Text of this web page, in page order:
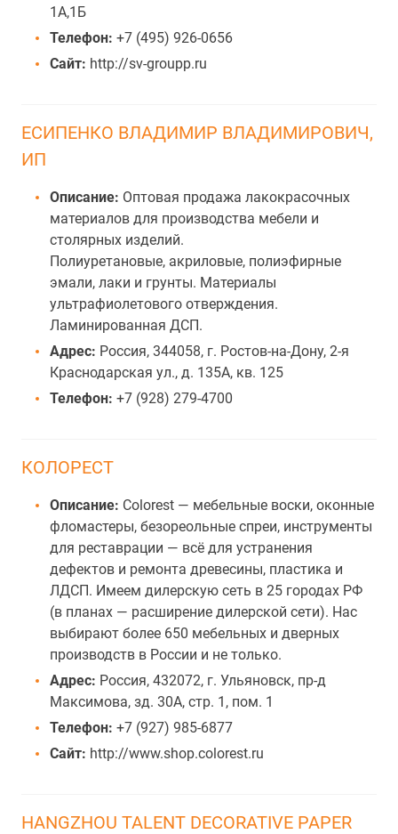
1А,1Б
Телефон: +7 (495) 926-0656
Сайт: http://sv-groupp.ru
ЕСИПЕНКО ВЛАДИМИР ВЛАДИМИРОВИЧ,
ИП
Описание: Оптовая продажа лакокрасочных
материалов для производства мебели и
столярных изделий.
Полиуретановые, акриловые, полиэфирные
эмали, лаки и грунты. Материалы
ультрафиолетового отверждения.
Ламинированная ДСП.
Адрес: Россия, 344058, г. Ростов-на-Дону, 2-я
Краснодарская ул., д. 135А, кв. 125
Телефон: +7 (928) 279-4700
КОЛОРЕСТ
Описание: Colorest — мебельные воски, оконные
фломастеры, безореольные спреи, инструменты
для реставрации — всё для устранения
дефектов и ремонта древесины, пластика и
ЛДСП. Имеем дилерскую сеть в 25 городах РФ
(в планах — расширение дилерской сети). Нас
выбирают более 650 мебельных и дверных
производств в России и не только.
Адрес: Россия, 432072, г. Ульяновск, пр-д
Максимова, зд. 30А, стр. 1, пом. 1
Телефон: +7 (927) 985-6877
Сайт: http://www.shop.colorest.ru
HANGZHOU TALENT DECORATIVE PAPER